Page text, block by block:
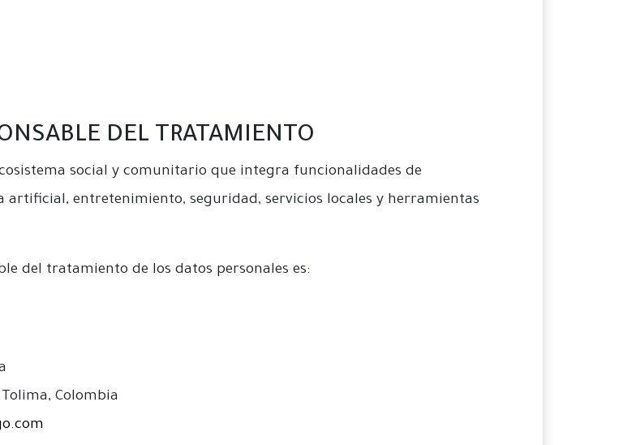
DEL TRATAMIENTO
social y comunitario que integra funcionalidades de
entretenimiento, seguridad, servicios locales y herramientas
del tratamiento de los datos personales es:
Colombia